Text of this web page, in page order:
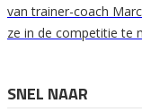
van trainer-coach
ze in de competitie te
SNEL NAAR